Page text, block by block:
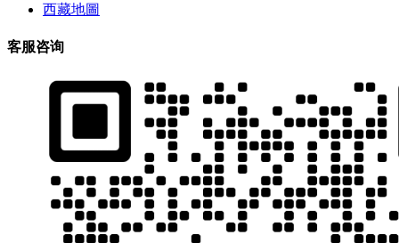
西藏地圖
客服咨询